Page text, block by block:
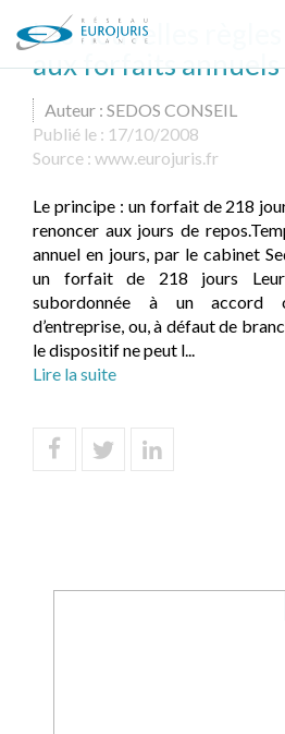
Les nouvelles règles
aux forfaits
Auteur : SEDOS CONSEIL
Publié le : 17/10/2008
Source : www.eurojuris.fr
Le principe : un forfait de 218
renoncer aux jours de
annuel en jours, par le cabinet
un forfait de 218 jours
subordonnée à un accord
d’entreprise, ou, à défaut de
le dispositif ne peut l...
Lire la suite